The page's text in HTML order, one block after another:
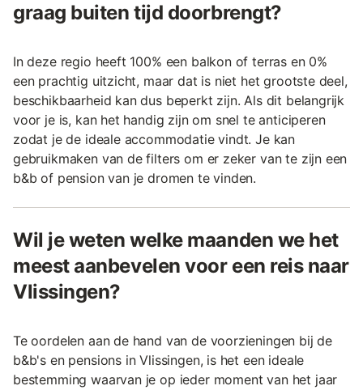
graag buiten tijd doorbrengt?
In deze regio heeft 100% een balkon of terras en 0%
een prachtig uitzicht, maar dat is niet het grootste deel,
beschikbaarheid kan dus beperkt zijn. Als dit belangrijk
voor je is, kan het handig zijn om snel te anticiperen
zodat je de ideale accommodatie vindt. Je kan
gebruikmaken van de filters om er zeker van te zijn een
b&b of pension van je dromen te vinden.
Wil je weten welke maanden we het
meest aanbevelen voor een reis naar
Vlissingen?
Te oordelen aan de hand van de voorzieningen bij de
b&b's en pensions in Vlissingen, is het een ideale
bestemming waarvan je op ieder moment van het jaar